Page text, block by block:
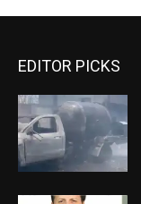
EDITOR PICKS